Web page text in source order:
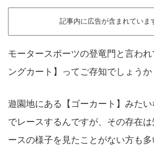
記事内に広告が含まれていま
モータースポーツの登竜門と言わ
ングカート】ってご存知でしょうか
遊園地にある【ゴーカート】みた
でレースするんですが、その存在
ースの様子を見たことがない方も